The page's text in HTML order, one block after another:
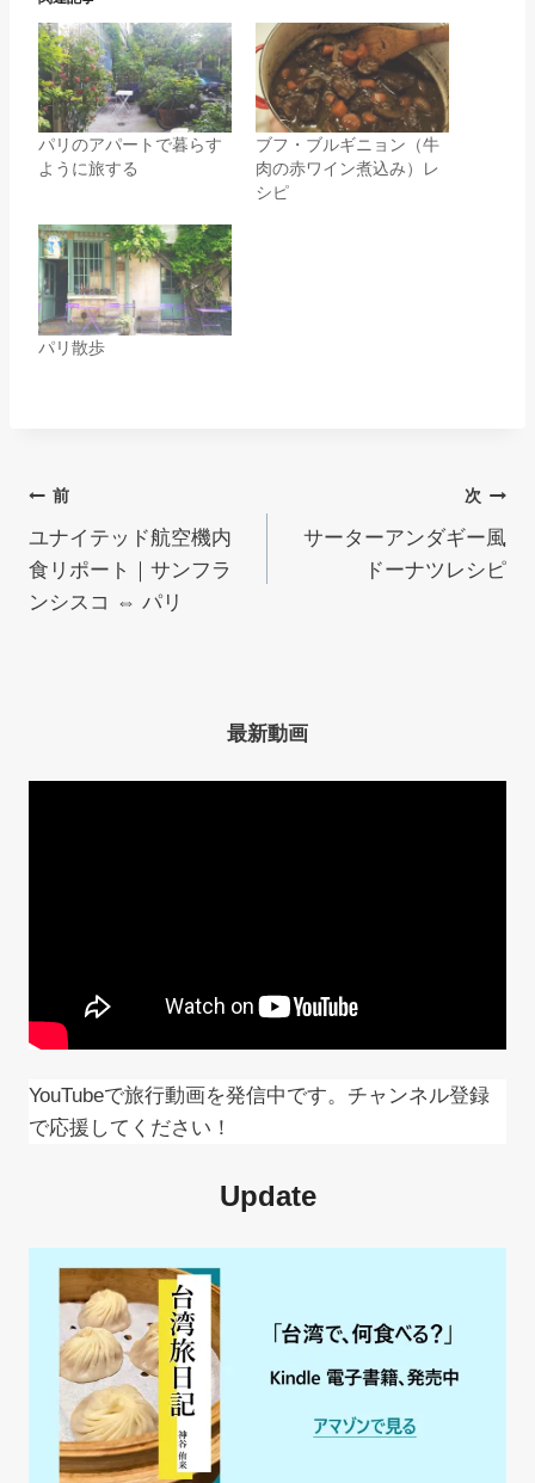
パリのアパートで暮らす
ように旅する
ブフ・ブルギニョン（牛
肉の赤ワイン煮込み）レ
シピ
パリ散歩
投
稿
ナ
前
ユナイテッド航空機内
食リポート｜サンフラ
ンシスコ ⇔ パリ
次
サーターアンダギー風
ドーナツレシピ
最新動画
YouTubeで旅行動画を発信中です。チャンネル登録
で応援してください！
Update